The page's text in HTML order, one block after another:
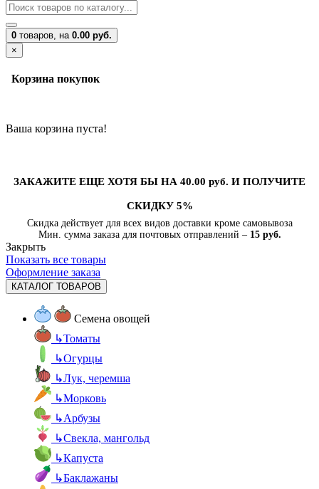
0 товаров, на 0.00 руб.
×
Корзина покупок
Ваша корзина пуста!
ЗАКАЖИТЕ ЕЩЕ ХОТЯ БЫ НА 40.00 руб. И ПОЛУЧИТЕ
СКИДКУ 5%
Скидка действует для всех видов доставки кроме самовывоза
Мин. сумма заказа для почтовых отправлений – 15 руб.
Закрыть
Показать все товары
Оформление заказа
КАТАЛОГ ТОВАРОВ
Семена овощей
↳Томаты
↳Огурцы
↳Лук, черемша
↳Морковь
↳Арбузы
↳Свекла, мангольд
↳Капуста
↳Баклажаны